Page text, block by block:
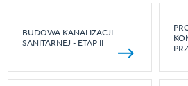
BUDOWA KANALIZACJI
SANITARNEJ - ETAP II